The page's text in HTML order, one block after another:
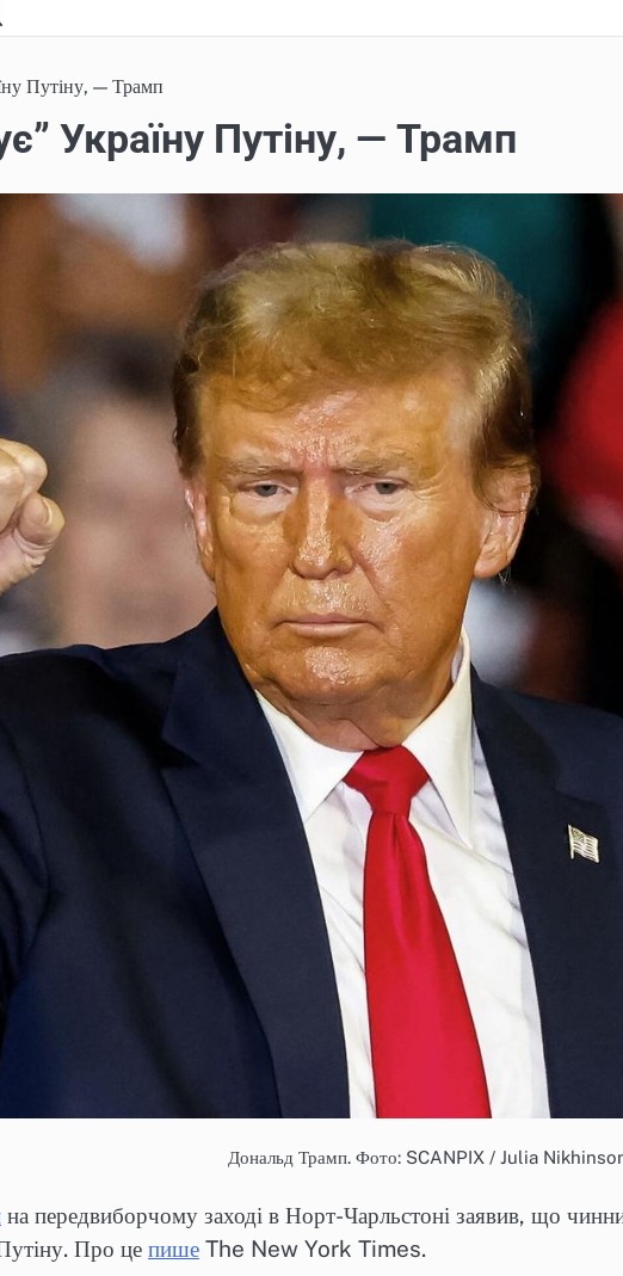
Путіну, — Трамп
Україну Путіну, — Трамп
Дональд Трамп. Фото: SCANPIX / Julia
на передвиборчому заході в Норт-Чарльстоні заявив, що
Про це пише The New York Times.